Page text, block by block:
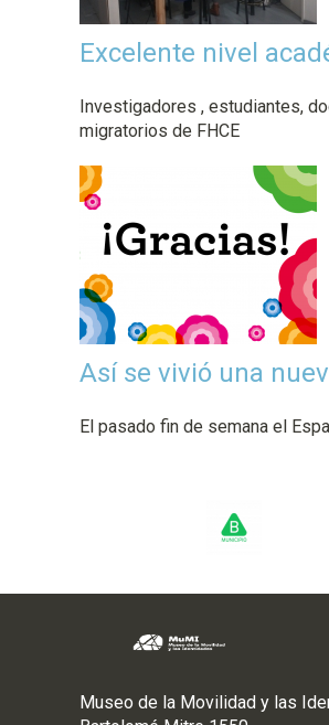
Excelente nivel
Investigadores , estudiantes,
migratorios de FHCE
Así se vivió una
El pasado fin de semana el
Museo de la Movilidad y las